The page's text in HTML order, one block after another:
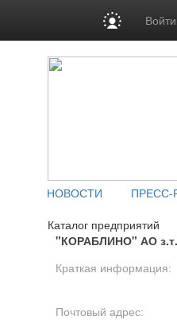
Войти
НОВОСТИ ПРЕСС-
Каталог предприятий
"КОРАБЛИНО" АО з.т.
Краткая информация:
Почтовый адрес: